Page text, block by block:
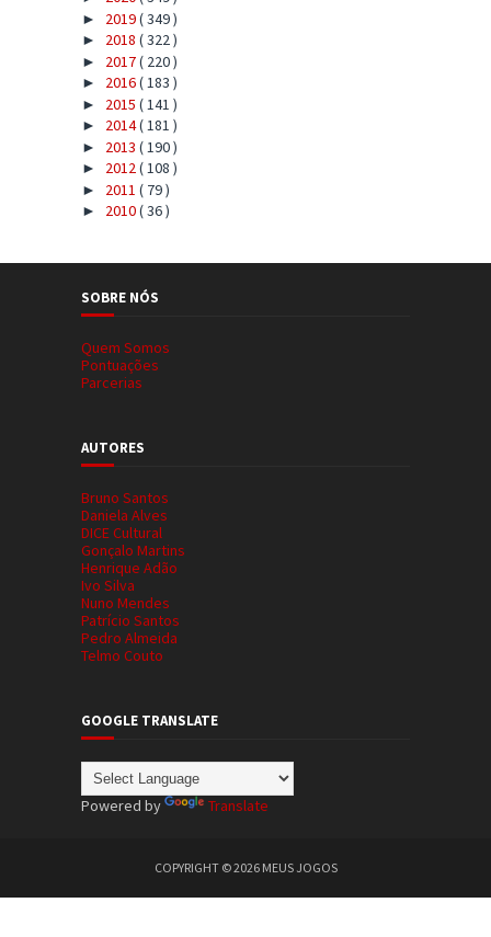
► 2019( 349 )
► 2018 ( 322 )
► 2017( 220 )
► 2016( 183 )
► 2015 ( 141 )
► 2014( 181 )
► 2013 ( 190 )
► 2012( 108 )
► 2011 ( 79 )
► 2010( 36 )
SOBRE NÓS
Quem Somos
Pontuações
Parcerias
AUTORES
Bruno Santos
Daniela Alves
DICE Cultural
Gonçalo Martins
Henrique Adão
Ivo Silva
Nuno Mendes
Patrício Santos
Pedro Almeida
Telmo Couto
GOOGLE TRANSLATE
Powered by Translate
COPYRIGHT ©2026 MEUS JOGOS